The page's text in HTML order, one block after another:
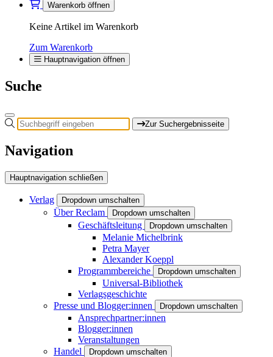
Warenkorb öffnen
Keine Artikel im Warenkorb
Zum Warenkorb
Hauptnavigation öffnen
Suche
Zur Suchergebnisseite
Navigation
Hauptnavigation schließen
Verlag Dropdown umschalten
Über Reclam Dropdown umschalten
Geschäftsleitung Dropdown umschalten
Melanie Michelbrink
Petra Mayer
Alexander Koeppl
Programmbereiche
Dropdown umschalten
Universal-Bibliothek
Verlagsgeschichte
Presse und Blogger:innen
Dropdown umschalten
Ansprechpartner:innen
Blogger:innen
Veranstaltungen
Handel
Dropdown umschalten